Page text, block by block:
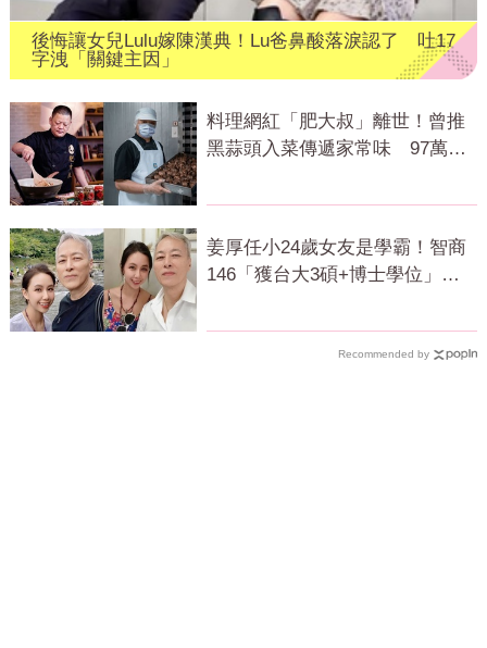
後悔讓女兒Lulu嫁陳漢典！Lu爸鼻酸落淚認了 吐17
字洩「關鍵主因」
料理網紅「肥大叔」離世！曾推
黑蒜頭入菜傳遞家常味 97萬粉
姜厚任小24歲女友是學霸！智商
146「獲台大3碩+博士學位」
Recommended by